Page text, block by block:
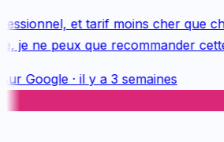
et tarif moins cher que
je ne peux que recommander cette
Google· il y a 3 semaines